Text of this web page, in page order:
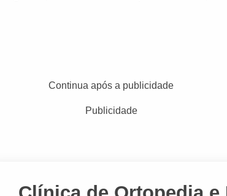
Continua após a publicidade
Publicidade